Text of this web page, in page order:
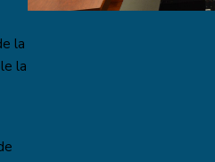
la
la